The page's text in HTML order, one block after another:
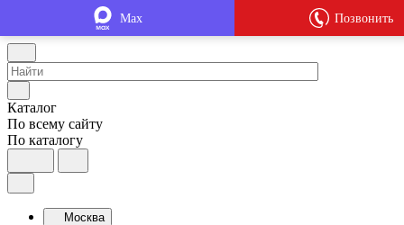
Каталог
По всему сайту
По каталогу
Москва
Max Позвонить